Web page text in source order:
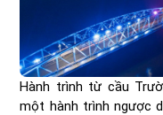
Hành trình từ cầu
một hành trình ngược